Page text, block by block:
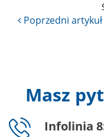
Masz
Infolinia